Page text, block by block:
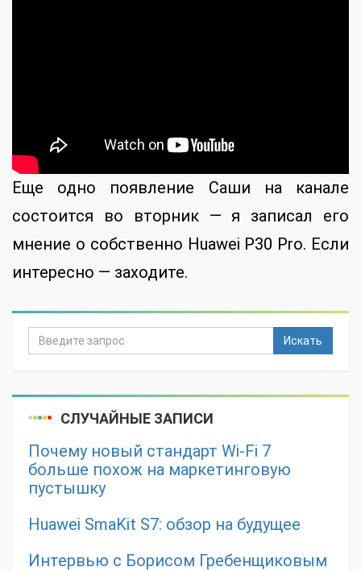
Еще одно появление Саши на канале
состоится во вторник — я записал его
мнение о собственно Huawei P30 Pro. Если
интересно — заходите.
Искать
СЛУЧАЙНЫЕ ЗАПИСИ
Почему новый стандарт Wi-Fi 7
больше похож на маркетинговую
пустышку
Huawei SmaKit S7: обзор на будущее
Интервью с Борисом Гребенщиковым